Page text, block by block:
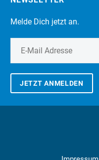
Melde Dich jetzt an.
JETZT ANMELDEN